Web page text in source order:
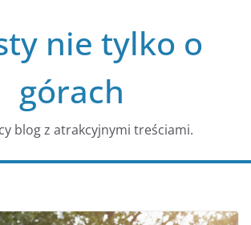
nie tylko o
górach
blog z atrakcyjnymi treściami.